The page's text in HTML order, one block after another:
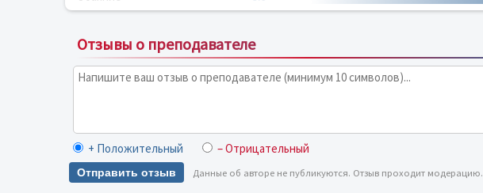
Отзывы о преподавателе
+ Положительный – Отрицательный
Отправить отзыв Данные об авторе не публикуются. Отзыв проходит модерацию.